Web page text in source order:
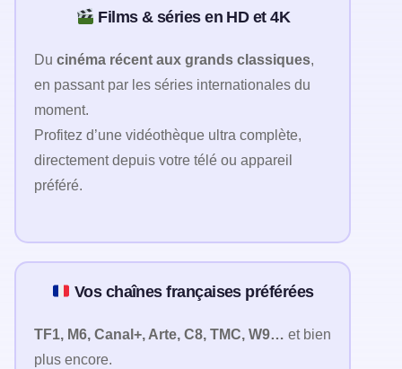
Films & séries en HD et 4K
Du cinéma récent aux grands classiques,
en passant par les séries internationales du
moment.
Profitez d’une vidéothèque ultra complète,
directement depuis votre télé ou appareil
préféré.
Vos chaînes françaises préférées
TF1, M6, Canal+, Arte, C8, TMC, W9… et bien
plus encore.